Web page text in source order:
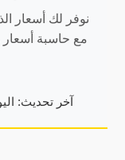
نوفر لك أسعار
مع حاسبة
آخر تحديث: اليوم السبت 8